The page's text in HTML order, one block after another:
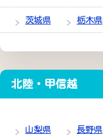
茨城県 栃木県
北陸・甲信越
山梨県 長野県